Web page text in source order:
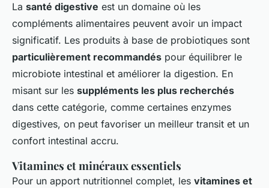
La santé digestive est un domaine où les
compléments alimentaires peuvent avoir un impact
significatif. Les produits à base de probiotiques sont
particulièrement recommandés pour équilibrer le
microbiote intestinal et améliorer la digestion. En
misant sur les suppléments les plus recherchés
dans cette catégorie, comme certaines enzymes
digestives, on peut favoriser un meilleur transit et un
confort intestinal accru.
Vitamines et minéraux essentiels
Pour un apport nutritionnel complet, les vitamines et